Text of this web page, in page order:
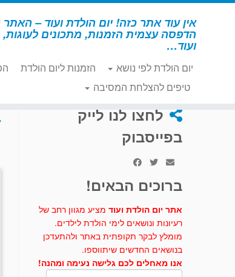
דלג
אין עוד אתר כזה! יום הולדת ועוד – האתר
הדפסה עצמית הזמנות, מתכונים
ועוד…
יום הולדת לפי נושא הזמנות ליום הולדת
טיפים להצלחת המסיבה
דף הבית » דינוזאור » עוגות וכיבוד – דינוזאור
לחצו לנו לייק
בפייסבוק
ברוכים הבאים!
אתר יום הולדת ועוד מציע מגוון רחב של
רעיונות ונושאים לימי הולדת לילדים.
מומלץ לבקר תקופתית באתר ולהתעדכן
בנושאים החדשים שיתווספו.
אנו מאחלים לכם גלישה נעימה ומהנה!